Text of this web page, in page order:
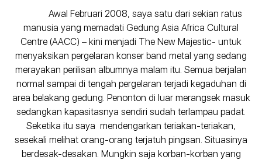
Awal Februari 2008, saya satu dari sekian ratus
manusia yang memadati Gedung Asia Africa Cultural
Centre (AACC) – kini menjadi The New Majestic- untuk
menyaksikan pergelaran konser band metal yang sedang
merayakan perilisan albumnya malam itu. Semua berjalan
normal sampai di tengah pergelaran terjadi kegaduhan di
area belakang gedung. Penonton di luar merangsek masuk
sedangkan kapasitasnya sendiri sudah terlampau padat.
Seketika itu saya mendengarkan teriakan-teriakan,
sesekali melihat orang-orang terjatuh pingsan. Situasinya
berdesak-desakan. Mungkin saja korban-korban yang